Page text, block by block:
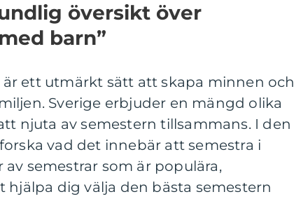
översikt över
barn”
är ett utmärkt sätt att skapa minnen och
Sverige erbjuder en mängd olika
njuta av semestern tillsammans. I den
vad det innebär att semestra i
semestrar som är populära,
dig välja den bästa semestern